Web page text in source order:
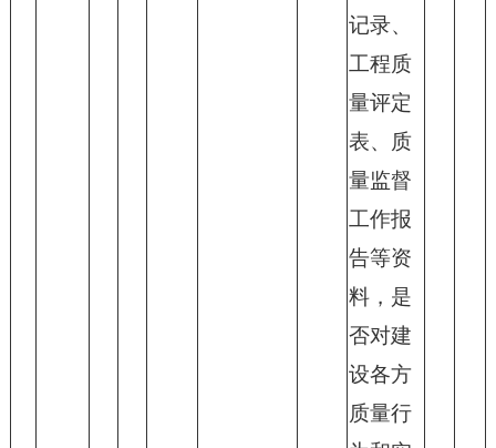
记录、
工程质
量评定
表、质
量监督
工作报
告等资
料，是
否对建
设各方
质量行